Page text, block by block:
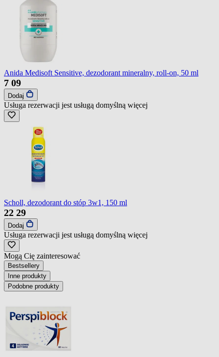
Anida Medisoft Sensitive, dezodorant mineralny, roll-on, 50 ml
7 09
Dodaj
Usługa rezerwacji jest usługą domyślną więcej
Scholl, dezodorant do stóp 3w1, 150 ml
22 29
Dodaj
Usługa rezerwacji jest usługą domyślną więcej
Mogą Cię zainteresować
Bestsellery
Inne produkty
Podobne produkty